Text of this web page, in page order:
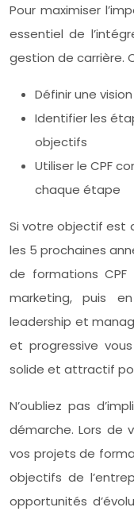
Pour maximiser
essentiel de
gestion de carrière.
Définir une
Identifier les
objectifs
Utiliser le CPF
chaque étape
Si votre objectif est
les 5 prochaines
de formations
marketing, puis
leadership et
et progressive
solide et attractif
N’oubliez pas
démarche. Lors de
vos projets de
objectifs de
opportunités